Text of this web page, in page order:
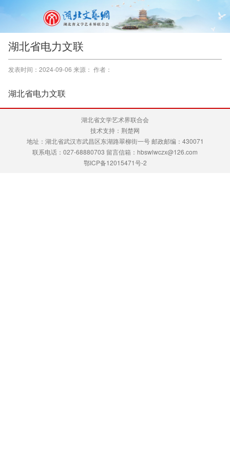
湖北省电力文联
发表时间：2024-09-06 来源： 作者：
湖北省电力文联
湖北省文学艺术界联合会
技术支持：荆楚网
地址：湖北省武汉市武昌区东湖路翠柳街一号 邮政邮编：430071
联系电话：027-68880703 留言信箱：hbswlwczx@126.com
鄂ICP备12015471号-2